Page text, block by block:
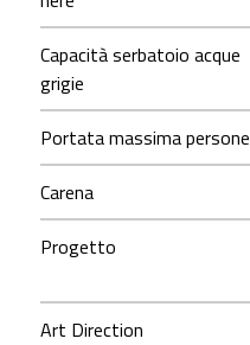
Capacità serbatoio acque
grigie
Portata massima persone
Carena
Progetto
Art Direction